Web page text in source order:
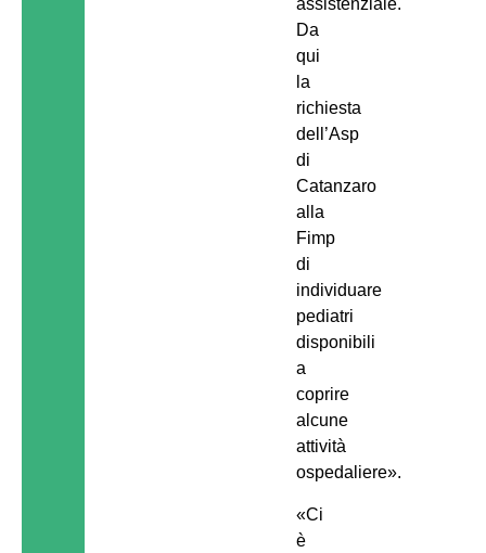
assistenziale.
Da
qui
la
richiesta
dell’Asp
di
Catanzaro
alla
Fimp
di
individuare
pediatri
disponibili
a
coprire
alcune
attività
ospedaliere».
«Ci
è